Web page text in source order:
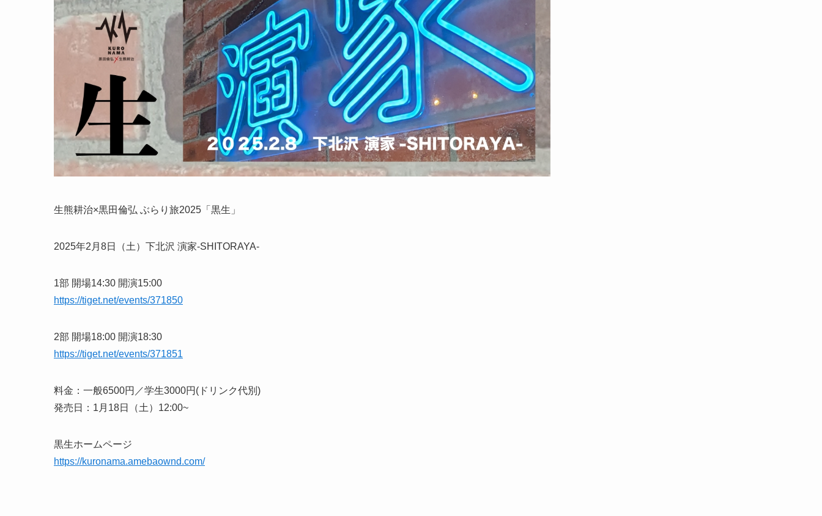
生熊耕治×黒田倫弘 ぶらり旅2025「黒生」
2025年2月8日（土）下北沢 演家-SHITORAYA-
1部 開場14:30 開演15:00
https://tiget.net/events/371850
2部 開場18:00 開演18:30
https://tiget.net/events/371851
料金：一般6500円／学生3000円(ドリンク代別)
発売日：1月18日（土）12:00~
黒生ホームページ
https://kuronama.amebaownd.com/